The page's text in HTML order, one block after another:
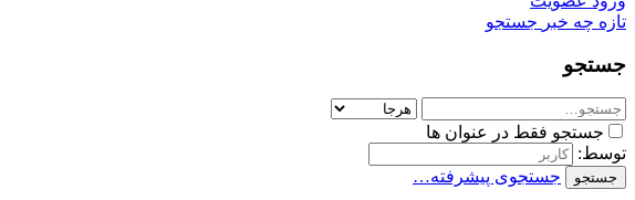
تازه چه خبر جستجو
جستجو
جستجو فقط در عنوان ها
توسط:
جستجو جستجوی پیشرفته…